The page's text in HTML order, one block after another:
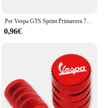
Per Vespa GTS Sprint Primavera 75th 75 Years Young Anniversary Decalcomanie Adesivo scooter in resina 3D
0,96€